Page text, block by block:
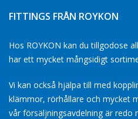
FITTINGS FRÅN ROYKON
Hos ROYKON kan du tillgodose
har ett mycket mångsidigt
Vi kan också hjälpa till med
klämmor, rörhållare och mycket
vår försäljningsavdelning är redo